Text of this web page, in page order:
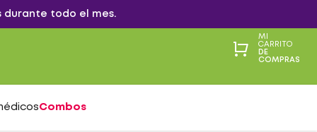
durante todo el mes.
MI
CARRITO
DE
COMPRAS
Combos